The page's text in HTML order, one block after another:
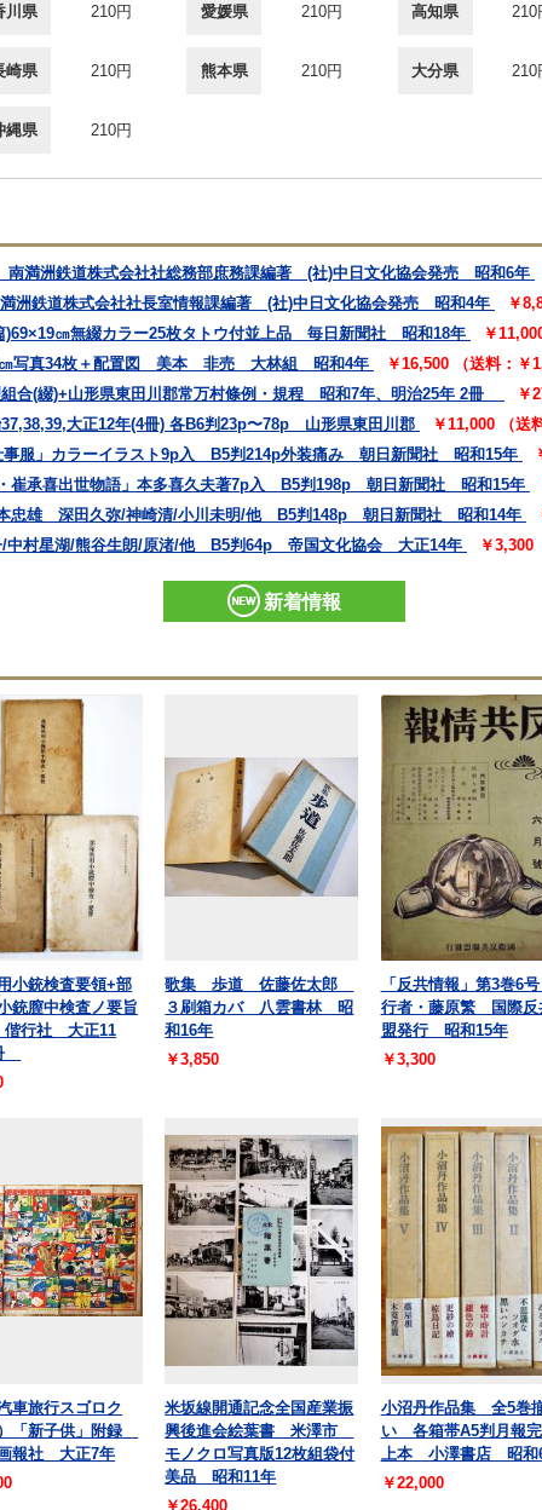
川県 210円 愛媛県 210円 高知県 210
崎県 210円 熊本県 210円 大分県 210
縄県 210円
満洲鉄道株式会社社総務部庶務課編著 (社)中日文化協会発売 昭和6年
鉄道株式会社社長室情報課編著 (社)中日文化協会発売 昭和4年
￥
)69×19㎝無綴カラー25枚タトウ付並上品 毎日新聞社 昭和18年
￥
㎝写真34枚＋配置図 美本 非売 大林組 昭和4年
￥16,500 （送料：￥
合(綴)+山形県東田川郡常万村條例・規程 昭和7年、明治25年 2冊
￥
37,38,39,大正12年(4冊) 各B6判23p〜78p 山形県東田川郡
￥11,000 （送
事服」カラーイラスト9p入 B5判214p外装痛み 朝日新聞社 昭和15年
・崔承喜出世物語」本多喜久夫著7p入 B5判198p 朝日新聞社 昭和15年
本忠雄 深田久弥/神崎清/小川未明/他 B5判148p 朝日新聞社 昭和14年
/中村星湖/熊谷生朗/原渚/他 B5判64p 帝国文化協会 大正14年
￥3,300
新着情報
小銃検査要領+部
銃膣中検査ノ要旨
偕行社 大正11
歌集 歩道 佐藤佐太郎
３刷箱カバ 八雲書林 昭
和16年
￥3,850
「反共情報」第3巻6
行者・藤原繁 国際反
盟発行 昭和15年
￥3,300
車旅行スゴロク
）「新子供」附録
報社 大正7年
米坂線開通記念全国産業振
興後進会絵葉書 米澤市
モノクロ写真版12枚組袋付
美品 昭和11年
￥26,400
小沼丹作品集 全5巻
い 各箱帯A5判月報
上本 小澤書店 昭和
￥22,000